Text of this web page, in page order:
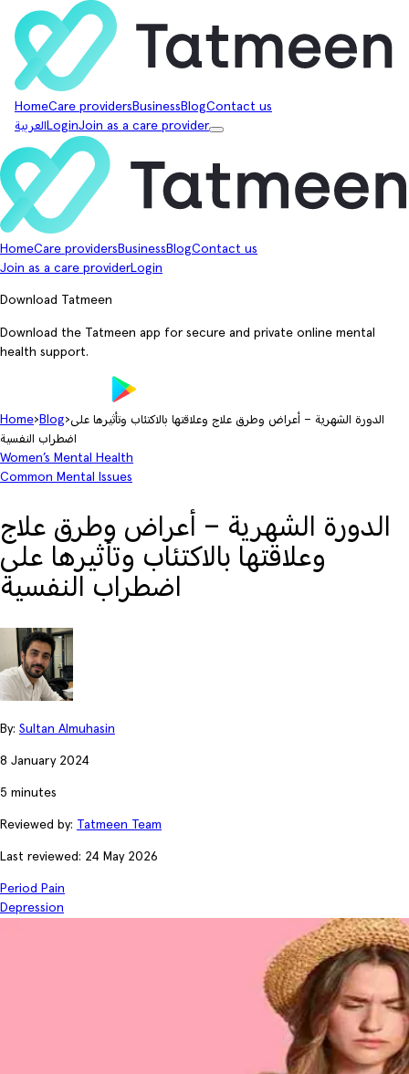
HomeCare providers Business BlogContact us
العربية LoginJoin as a care provider
HomeCare providers Business BlogContact us
Join as a care providerLogin
Download Tatmeen
Download the Tatmeen app for secure and private online mental
health support.
Home› Blog›الدورة الشهرية – أعراض وطرق علاج وعلاقتها بالاكتئاب وتأثيرها على
اضطراب النفسية
Women’s Mental Health
Common Mental Issues
الدورة الشهرية – أعراض وطرق علاج
وعلاقتها بالاكتئاب وتأثيرها على
اضطراب النفسية
By: Sultan Almuhasin
8 January 2024
5 minutes
Reviewed by: Tatmeen Team
Last reviewed: 24 May 2026
Period Pain
Depression